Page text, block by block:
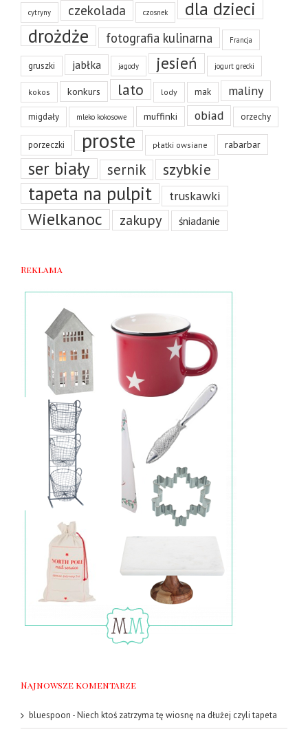
cytryny czekolada czosnek dla dzieci
drożdże fotografia kulinarna Francja
gruszki jabłka jagody jesień jogurt grecki
kokos konkurs lato lody mak maliny
migdały mleko kokosowe muffinki obiad orzechy
porzeczki proste płatki owsiane rabarbar
ser biały sernik szybkie
tapeta na pulpit truskawki
Wielkanoc zakupy śniadanie
Reklama
Najnowsze komentarze
bluespoon -Niech ktoś zatrzyma tę wiosnę na dłużej czyli tapeta